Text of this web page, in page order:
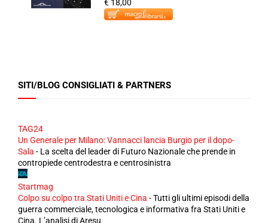
€ 18,00
SITI/BLOG CONSIGLIATI & PARTNERS
TAG24
Un Generale per Milano: Vannacci lancia Burgio per il dopo-
Sala - La scelta del leader di Futuro Nazionale che prende in
contropiede centrodestra e centrosinistra
Startmag
Colpo su colpo tra Stati Uniti e Cina -Tutti gli ultimi episodi della
guerra commerciale, tecnologica e informativa fra Stati Uniti e
Cina. L’analisi di Aresu